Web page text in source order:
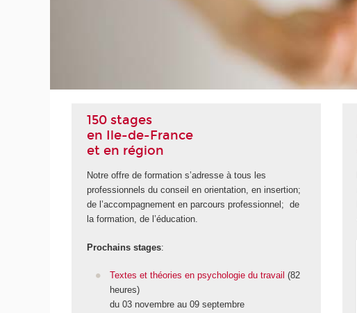
150 stages
en Ile-de-France
et en région
Notre offre de formation s’adresse à tous les
professionnels du conseil en orientation, en insertion;
de l’accompagnement en parcours professionnel; de
la formation, de l’éducation.
Prochains stages:
Textes et théories en psychologie du travail (82
heures)
du 03 novembre au 09 septembre